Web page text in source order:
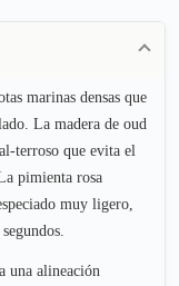
marinas densas que
La madera de oud
terroso que evita el
pimienta rosa
muy ligero,
una alineación